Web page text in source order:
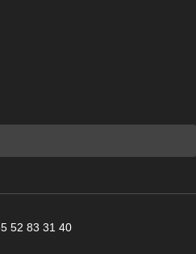
52 83 31 40